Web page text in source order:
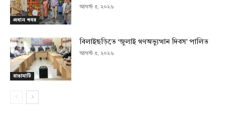
প্রধান খবর
আগস্ট ৫, ২০২৬
রাঙামাটি
বিলাইছড়িতে ‘জুলাই গণঅভ্যুত্থান দিবস’ পালিত
আগস্ট ৫, ২০২৬